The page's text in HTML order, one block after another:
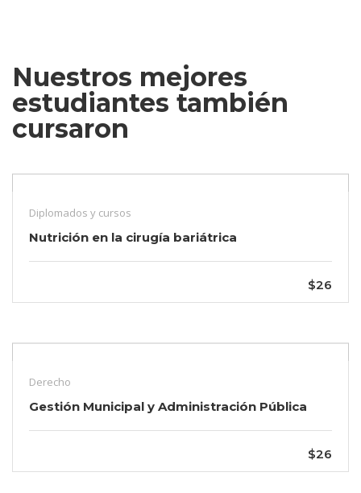
Nuestros mejores
estudiantes también
cursaron
Diplomados y cursos
Nutrición en la cirugía bariátrica
$26
Derecho
Gestión Municipal y Administración Pública
$26